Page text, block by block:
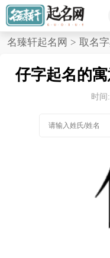
首
宝
名臻轩起名网 > 取名
仔字起名的
时间